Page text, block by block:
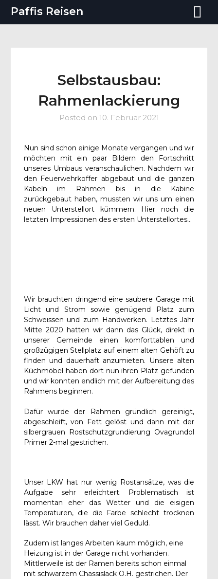
Paffis Reisen
Selbstausbau:
Rahmenlackierung
Posted on 10. Februar 2021
Nun sind schon einige Monate vergangen und wir
möchten mit ein paar Bildern den Fortschritt
unseres Umbaus veranschaulichen. Nachdem wir
den Feuerwehrkoffer abgebaut und die ganzen
Kabeln im Rahmen bis in die Kabine
zurückgebaut haben, mussten wir uns um einen
neuen Unterstellort kümmern. Hier noch die
letzten Impressionen des ersten Unterstellortes…
Wir brauchten dringend eine saubere Garage mit
Licht und Strom sowie genügend Platz zum
Schweissen und zum Handwerken. Letztes Jahr
Mitte 2020 hatten wir dann das Glück, direkt in
unserer Gemeinde einen komforttablen und
großzügigen Stellplatz auf einem alten Gehöft zu
finden und dauerhaft anzumieten. Unsere alten
Küchmöbel haben dort nun ihren Platz gefunden
und wir konnten endlich mit der Aufbereitung des
Rahmens beginnen.
Dafür wurde der Rahmen gründlich gereinigt,
abgeschleift, von Fett gelöst und dann mit der
silbergrauen Rostschutzgrundierung Ovagrundol
Primer 2-mal gestrichen.
Unser LKW hat nur wenig Rostansätze, was die
Aufgabe sehr erleichtert. Problematisch ist
momentan eher das Wetter und die eisigen
Temperaturen, die die Farbe schlecht trocknen
lässt. Wir brauchen daher viel Geduld.
Zudem ist langes Arbeiten kaum möglich, eine
Heizung ist in der Garage nicht vorhanden.
Mittlerweile ist der Ramen bereits schon einmal
mit schwarzem Chassislack O.H. gestrichen. Der